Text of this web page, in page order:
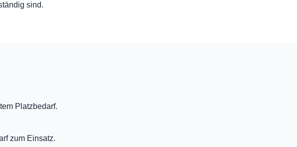
sind.
Platzbedarf.
zum Einsatz.